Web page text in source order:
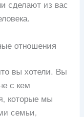
сделают из вас
отношения
вы хотели. Вы
с кем
которые мы
семьи,